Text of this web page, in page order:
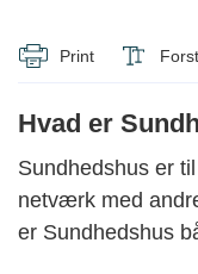
Print
Hvad er
Sundhedshus er
netværk med
er Sundhedshus